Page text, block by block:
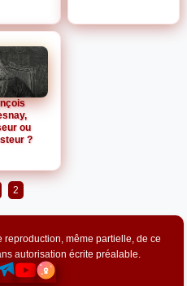
ou
?
2
reproduction, même partielle, de ce
autorisation écrite préalable.